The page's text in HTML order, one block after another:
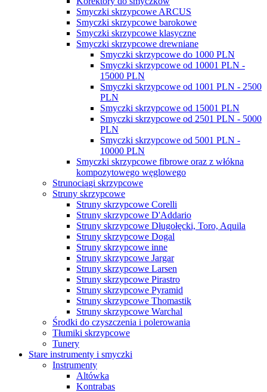
Smyczki skrzypcowe ARCUS
Smyczki skrzypcowe barokowe
Smyczki skrzypcowe klasyczne
Smyczki skrzypcowe drewniane
Smyczki skrzypcowe do 1000 PLN
Smyczki skrzypcowe od 10001 PLN -
15000 PLN
Smyczki skrzypcowe od 1001 PLN - 2500
PLN
Smyczki skrzypcowe od 15001 PLN
Smyczki skrzypcowe od 2501 PLN - 5000
PLN
Smyczki skrzypcowe od 5001 PLN -
10000 PLN
Smyczki skrzypcowe fibrowe oraz z włókna
kompozytowego węglowego
Strunociągi skrzypcowe
Struny skrzypcowe
Struny skrzypcowe Corelli
Struny skrzypcowe D'Addario
Struny skrzypcowe Długołęcki, Toro, Aquila
Struny skrzypcowe Dogal
Struny skrzypcowe inne
Struny skrzypcowe Jargar
Struny skrzypcowe Larsen
Struny skrzypcowe Pirastro
Struny skrzypcowe Pyramid
Struny skrzypcowe Thomastik
Struny skrzypcowe Warchal
Środki do czyszczenia i polerowania
Tłumiki skrzypcowe
Tunery
Stare instrumenty i smyczki
Instrumenty
Altówka
Kontrabas